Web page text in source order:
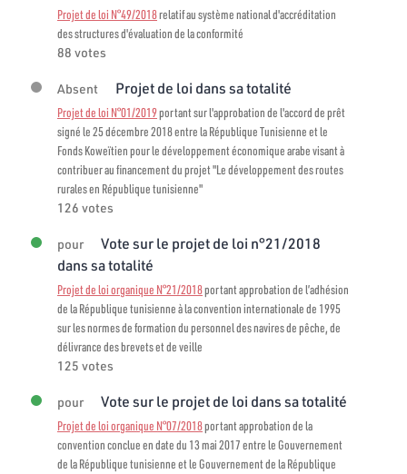
Projet de loi N°49/2018relatif au système national d'accréditation
des structures d'évaluation de la conformité
88 votes
Absent Projet de loi dans sa totalité
Projet de loi N°01/2019portant sur l'approbation de l'accord de prêt
signé le 25 décembre 2018 entre la République Tunisienne et le
Fonds Koweïtien pour le développement économique arabe visant à
contribuer au financement du projet "Le développement des routes
rurales en République tunisienne"
126 votes
pour
Vote sur le projet de loi n°21/2018
dans sa totalité
Projet de loi organique N°21/2018portant approbation de l’adhésion
de la République tunisienne à la convention internationale de 1995
sur les normes de formation du personnel des navires de pêche, de
délivrance des brevets et de veille
125 votes
pour Vote sur le projet de loi dans sa totalité
Projet de loi organique N°07/2018portant approbation de la
convention conclue en date du 13 mai 2017 entre le Gouvernement
de la République tunisienne et le Gouvernement de la République